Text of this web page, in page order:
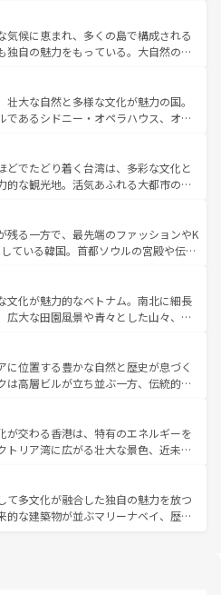
を楽しむこともできる。 なお、新
ンテンツ一覧 を参照してほしい。
、観光、ショッピング、エンターテイ
刺激的なスポットだ。一方、アメリカ
がり、グランドキャニオンやイエロー
ズでは、音楽と美食が融合した独特の
はアメリカの各地域で異なる魅力を楽
様性と豊かな歴史を感じることができ
。 なお、新着のアメリカ
覧を参照してほしい。
気候に恵まれ、多くの島で構成される
独自の魅力をもっている。大自然の神
。また、定番の観光地といえばオアフ
を求めるならマウイ島やカウアイ島が
ドグリーンに輝く海をはじめ、豊かな
で訪れる人々を迎えてくれるハワイの
カルフードやハワイアンミュージッ
ンスなど、すべてがハワイの魅力を彩
お、新着のハワイ情報
参照してほしい。
壮大な自然と多様な文化が魅力の国。
であるシドニー・オペラハウス、オー
央部にそびえるウルル（エアーズロッ
美しい原生林やケアンズの熱帯雨林な
さん。また、カフェやワイン、オージ
ィも充実しており、サーフィンやダイ
など、アウトドア好きにはたまらな
の多彩な魅力を存分に味わいつくそ
どでたどり着く台湾は、多彩な文化と
的な観光地。活気あふれる大都市の台
帯である台湾東部など、都市の喧騒
存しており、訪れる人に新しい発見と
れる。また、奥深い台湾の食文化も魅
イーツなど、バラエティ豊かな料理
る。 なお、新着の台湾情報は コンテンツ一覧を参
残る一方で、最先端のファッションやK
ている韓国。首都ソウルの宮殿や伝統
ば四季折々の自然美を楽しむことが
ムチや焼肉、絶品のストリートフード
国料理が待っている。夜には、韓国な
ら、韓国の多彩な魅力を心ゆくまで味
わってみてほしい。 なお、新着の韓国情報はコンテンツ一
。
文化が魅力的なベトナム。南北に細長
広大な田園風景や青々とした山々、世
統が息づく。ハノイの古い町並みやホ
ス統治時代の建物も、独特の雰囲気を
た、バラエティの豊かさとおいしさで
ンミー、ベトナムコーヒーなどは、ぜ
。どの地域を訪れてもあたたかい人々
れるので、きっと忘れられない旅にな
に位置する豊かな自然と歴史が息づく
は高層ビルが立ち並ぶ一方、伝統的な
る。北部ではチェンマイなどの山岳地
、南部ではプーケットやクラビの美し
気分を楽しむことができる。タイ料理
中温暖で、どの季節にも異なる楽しみ
みやすいタイの人々、仏教を中心とし
な観光資源が、訪れる旅人を魅了し続
が交わる香港は、特有のエネルギーを
トリア湾に広がる壮大な景色、近未来
感動するはず。観光スポットが密集し
どころを回れるのも魅力。息をのむよ
な体験まで、香港を存分に楽しみ尽く
て多文化が融合した独自の魅力を放つ
的な建築物が並ぶマリーナベイ、歴史